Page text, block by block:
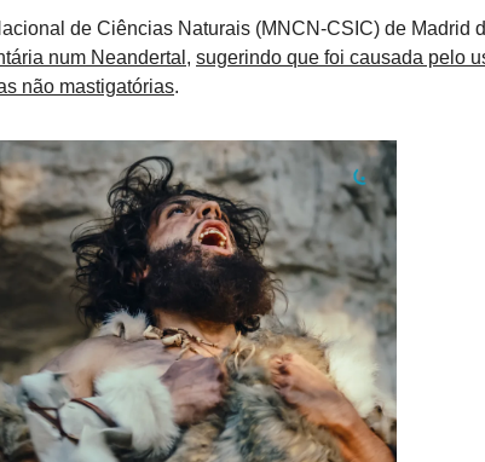
de Ciências Naturais (MNCN-CSIC) de Madrid
num Neandertal , sugerindo que foi causada pelo
não mastigatórias.